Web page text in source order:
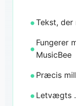
Tekst,
Fungerer
MusicBee
Præcis
Letvægts